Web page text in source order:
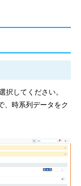
してください。
、時系列データをク